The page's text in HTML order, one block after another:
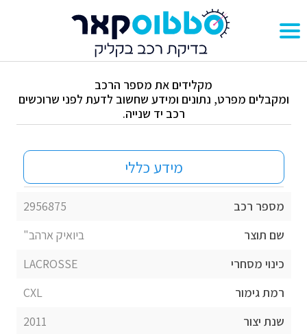
מקלידים את מספר הרכב
ומקבלים מפרט, נתונים ומידע שחשוב לדעת לפני שרוכשים
רכב יד שנייה.
מידע כללי
מספר רכב
2956875
שם תוצר
ביואיק ארהב"
כינוי מסחרי
LACROSSE
רמת גימור
CXL
שנת יצור
2011